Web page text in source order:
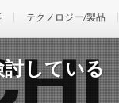
テクノロジー/製品
討している